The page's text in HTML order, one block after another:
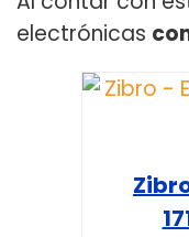
electrónicas